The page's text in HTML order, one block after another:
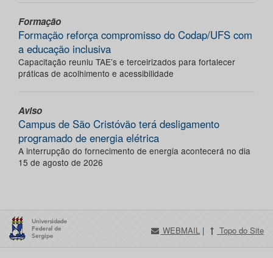
Formação
Formação reforça compromisso do Codap/UFS com
a educação inclusiva
Capacitação reuniu TAE’s e terceirizados para fortalecer
práticas de acolhimento e acessibilidade
Aviso
Campus de São Cristóvão terá desligamento
programado de energia elétrica
A interrupção do fornecimento de energia acontecerá no dia
15 de agosto de 2026
WEBMAIL | Topo do Site